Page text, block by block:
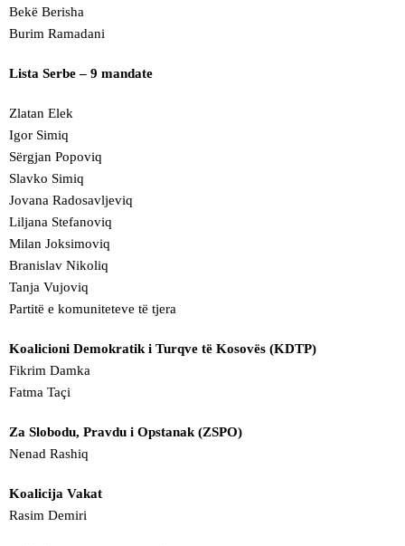
Bekë Berisha
Burim Ramadani
Lista Serbe – 9 mandate
Zlatan Elek
Igor Simiq
Sërgjan Popoviq
Slavko Simiq
Jovana Radosavljeviq
Liljana Stefanoviq
Milan Joksimoviq
Branislav Nikoliq
Tanja Vujoviq
Partitë e komuniteteve të tjera
Koalicioni Demokratik i Turqve të Kosovës (KDTP)
Fikrim Damka
Fatma Taçi
Za Slobodu, Pravdu i Opstanak (ZSPO)
Nenad Rashiq
Koalicija Vakat
Rasim Demiri